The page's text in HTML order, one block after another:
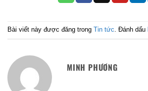
Bài viết này được đăng trong Tin tức. Đánh dấu
MINH PHƯƠNG